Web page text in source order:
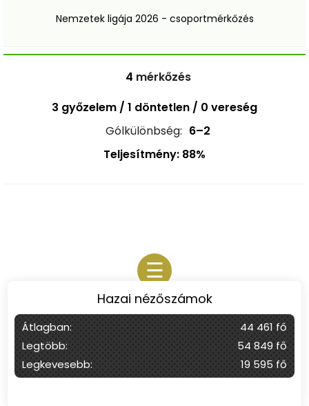
Nemzetek ligája 2026 - csoportmérkőzés
4 mérkőzés
3 győzelem / 1 döntetlen / 0 vereség
Gólkülönbség: 6–2
Teljesítmény: 88%
☰
Hazai nézőszámok
Átlagban:
44 461 fő
Legtöbb:
54 849 fő
Legkevesebb:
19 595 fő